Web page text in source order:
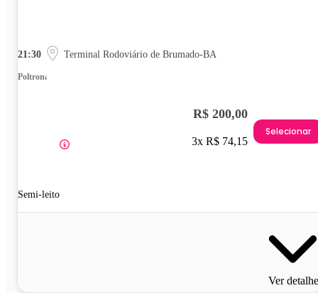
21:30 Terminal Rodoviário de Brumado-BA
Poltrona
Semi-leito
R$ 200,00
3x R$ 74,15
Selecionar
Ver